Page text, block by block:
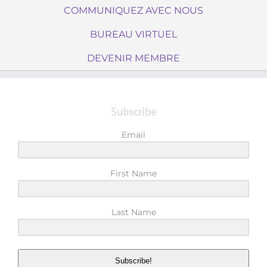
COMMUNIQUEZ AVEC NOUS
BUREAU VIRTUEL
DEVENIR MEMBRE
Subscribe
Email
First Name
Last Name
Subscribe!